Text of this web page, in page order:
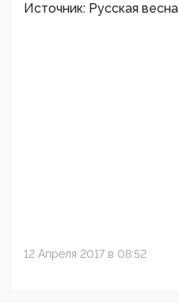
Источник: Русская весна
12 Апреля 2017 в 08:52